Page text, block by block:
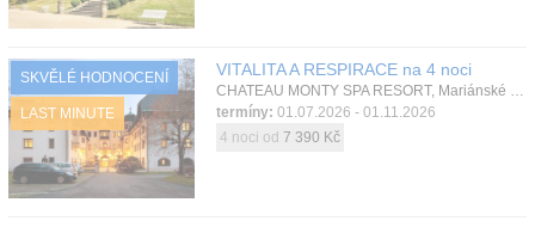
SKVĚLÉ HODNOCENÍ
LAST MINUTE
VITALITA A RESPIRACE na 4 noci
termíny: 01.07.2026 - 01.11.2026
4 noci od 7 390 Kč